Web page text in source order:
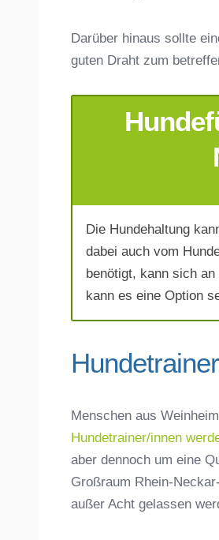
E-Mail-Adresse
Telefonnummer
Darüber hinaus sollte
guten Draht zum
Die Hundehaltung
dabei auch vom
benötigt, kann sich
kann es eine Option
Menschen aus
Hundetrainer/innen
aber dennoch um eine
Großraum Rhein-
außer Acht gelassen